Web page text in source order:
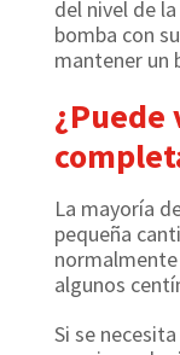
del nivel de
bomba con
mantener un
¿Puede
La mayoría
pequeña
algunos
Si se